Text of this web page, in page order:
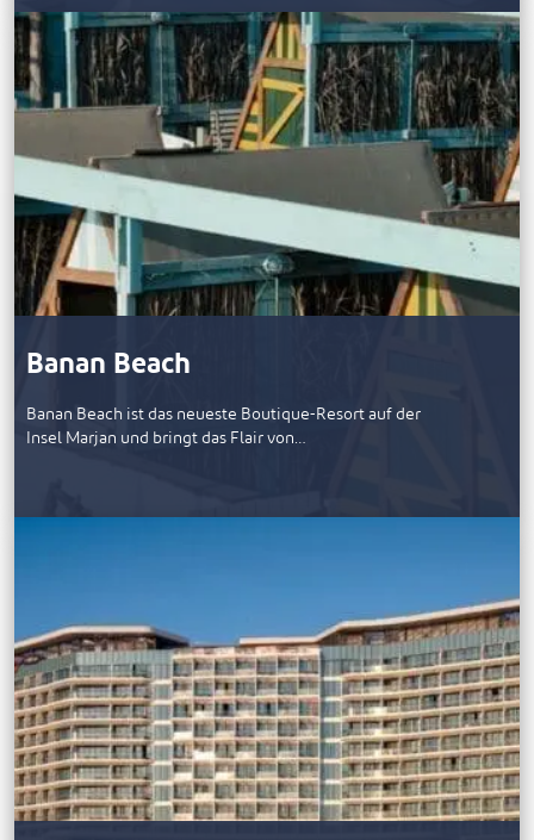
Banan Beach
Banan Beach ist das neueste Boutique-Resort auf der
Insel Marjan und bringt das Flair von…